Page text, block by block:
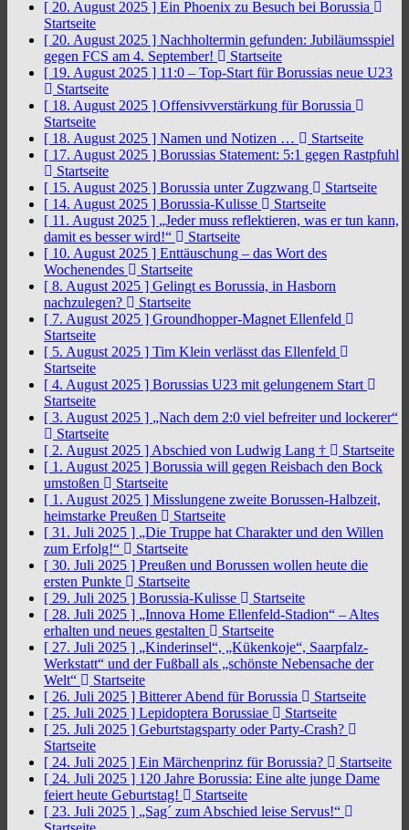
[ 20. August 2025 ] Ein Phoenix zu Besuch bei Borussia
Startseite
[ 20. August 2025 ] Nachholtermin gefunden: Jubiläumsspiel
gegen FCS am 4. September!
Startseite
[ 19. August 2025 ] 11:0 – Top-Start für Borussias neue U23
Startseite
[ 18. August 2025 ] Offensivverstärkung für Borussia
Startseite
[ 18. August 2025 ] Namen und Notizen …
Startseite
[ 17. August 2025 ] Borussias Statement: 5:1 gegen Rastpfuhl
Startseite
[ 15. August 2025 ] Borussia unter Zugzwang
Startseite
[ 14. August 2025 ] Borussia-Kulisse
Startseite
[ 11. August 2025 ] „Jeder muss reflektieren, was er tun kann,
damit es besser wird!“
Startseite
[ 10. August 2025 ] Enttäuschung – das Wort des
Wochenendes
Startseite
[ 8. August 2025 ] Gelingt es Borussia, in Hasborn
nachzulegen?
Startseite
[ 7. August 2025 ] Groundhopper-Magnet Ellenfeld
Startseite
[ 5. August 2025 ] Tim Klein verlässt das Ellenfeld
Startseite
[ 4. August 2025 ] Borussias U23 mit gelungenem Start
Startseite
[ 3. August 2025 ] „Nach dem 2:0 viel befreiter und lockerer“
Startseite
[ 2. August 2025 ] Abschied von Ludwig Lang †
Startseite
[ 1. August 2025 ] Borussia will gegen Reisbach den Bock
umstoßen
Startseite
[ 1. August 2025 ] Misslungene zweite Borussen-Halbzeit,
heimstarke Preußen
Startseite
[ 31. Juli 2025 ] „Die Truppe hat Charakter und den Willen
zum Erfolg!“
Startseite
[ 30. Juli 2025 ] Preußen und Borussen wollen heute die
ersten Punkte
Startseite
[ 29. Juli 2025 ] Borussia-Kulisse
Startseite
[ 28. Juli 2025 ] „Innova Home Ellenfeld-Stadion“ – Altes
erhalten und neues gestalten
Startseite
[ 27. Juli 2025 ] „Kinderinsel“, „Kükenkoje“, Saarpfalz-
Werkstatt“ und der Fußball als „schönste Nebensache der
Welt“
Startseite
[ 26. Juli 2025 ] Bitterer Abend für Borussia
Startseite
[ 25. Juli 2025 ] Lepidoptera Borussiae
Startseite
[ 25. Juli 2025 ] Geburtstagsparty oder Party-Crash?
Startseite
[ 24. Juli 2025 ] Ein Märchenprinz für Borussia?
Startseite
[ 24. Juli 2025 ] 120 Jahre Borussia: Eine alte junge Dame
feiert heute Geburtstag!
Startseite
[ 23. Juli 2025 ] „Sag´ zum Abschied leise Servus!“